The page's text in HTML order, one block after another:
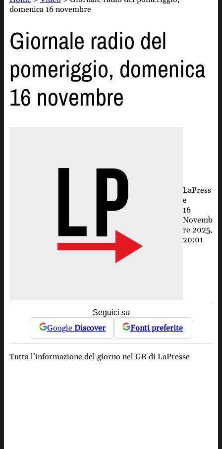
domenica 16 novembre
Giornale radio del
pomeriggio, domenica
16 novembre
LaPress
e
16
Novemb
re 2025,
20:01
Seguici su
Google Discover Fonti preferite
Tutta l’informazione del giorno nel GR di LaPresse